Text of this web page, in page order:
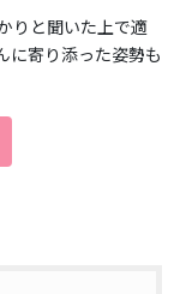
りと聞いた上で適
に寄り添った姿勢も